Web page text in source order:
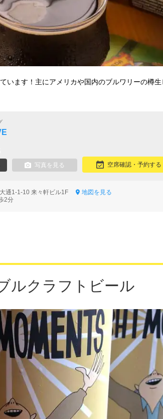
います！主にアメリカや国内のブルワリーの樽生
写真を見る 空席確認・予約する
通1-1-10 来々軒ビル1F
地図を見る
2分
ルクラフトビール